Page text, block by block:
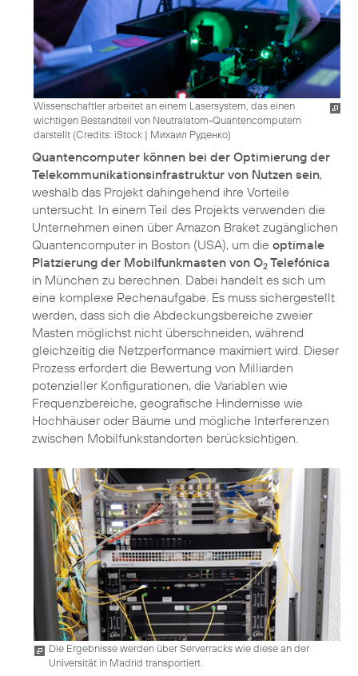
Wissenschaftler arbeitet an einem Lasersystem, das einen
wichtigen Bestandteil von Neutralatom-Quantencomputern
darstellt (Credits: iStock | Михаил Руденко)
Quantencomputer können bei der Optimierung der
Telekommunikationsinfrastruktur von Nutzen sein,
weshalb das Projekt dahingehend ihre Vorteile
untersucht. In einem Teil des Projekts verwenden die
Unternehmen einen über Amazon Braket zugänglichen
Quantencomputer in Boston (USA), um die optimale
Platzierung der Mobilfunkmasten von O2 Telefónica
in München zu berechnen. Dabei handelt es sich um
eine komplexe Rechenaufgabe. Es muss sichergestellt
werden, dass sich die Abdeckungsbereiche zweier
Masten möglichst nicht überschneiden, während
gleichzeitig die Netzperformance maximiert wird. Dieser
Prozess erfordert die Bewertung von Milliarden
potenzieller Konfigurationen, die Variablen wie
Frequenzbereiche, geografische Hindernisse wie
Hochhäuser oder Bäume und mögliche Interferenzen
zwischen Mobilfunkstandorten berücksichtigen.
Die Ergebnisse werden über Serverracks wie diese an der
Universität in Madrid transportiert